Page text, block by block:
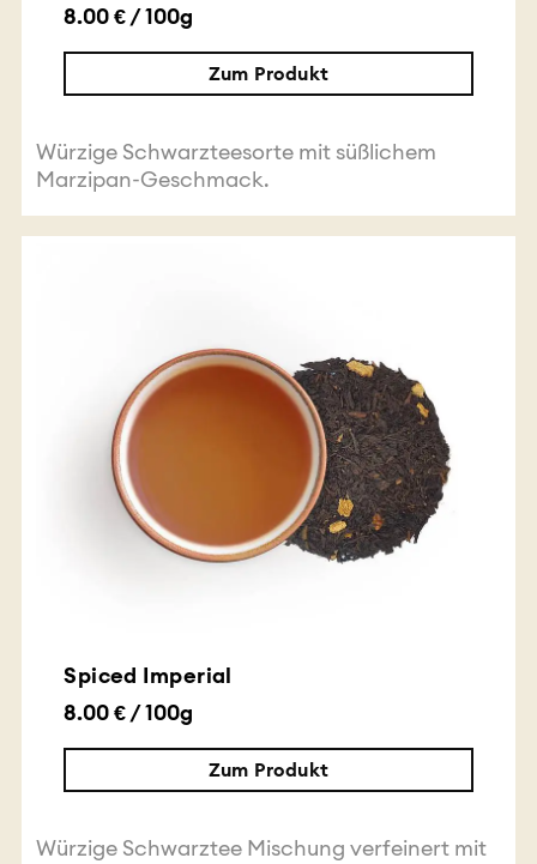
8.00 € / 100g
Zum Produkt
Würzige Schwarzteesorte mit süßlichem
Marzipan-Geschmack.
Spiced Imperial
8.00 € / 100g
Zum Produkt
Würzige Schwarztee Mischung verfeinert mit